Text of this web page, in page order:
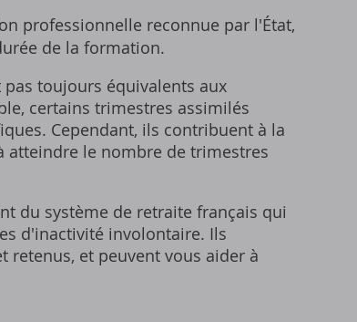
professionnelle reconnue par l'État‚
de la formation.
toujours équivalents aux
certains trimestres assimilés
Cependant‚ ils contribuent à la
atteindre le nombre de trimestres
du système de retraite français qui
d'inactivité involontaire. Ils
et peuvent vous aider à